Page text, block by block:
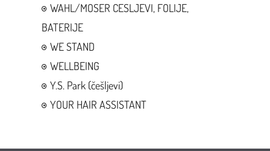
WAHL/MOSER CESLJEVI, FOLIJE,
BATERIJE
WE STAND
WELLBEING
Y.S. Park (češljevi)
YOUR HAIR ASSISTANT